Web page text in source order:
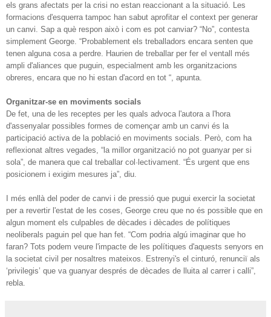
els grans afectats per la crisi no estan reaccionant a la situació. Les
formacions d'esquerra tampoc han sabut aprofitar el context per generar
un canvi. Sap a què respon això i com es pot canviar? “No”, contesta
simplement George. “Probablement els treballadors encara senten que
tenen alguna cosa a perdre. Haurien de treballar per fer el ventall més
ampli d'aliances que puguin, especialment amb les organitzacions
obreres, encara que no hi estan d'acord en tot “, apunta.
Organitzar-se en moviments socials
De fet, una de les receptes per les quals advoca l'autora a l'hora
d'assenyalar possibles formes de començar amb un canvi és la
participació activa de la població en moviments socials. Però, com ha
reflexionat altres vegades, “la millor organització no pot guanyar per si
sola”, de manera que cal treballar col·lectivament. “És urgent que ens
posicionem i exigim mesures ja”, diu.
I més enllà del poder de canvi i de pressió que pugui exercir la societat
per a revertir l'estat de les coses, George creu que no és possible que en
algun moment els culpables de dècades i dècades de polítiques
neoliberals paguin pel que han fet. “Com podria algú imaginar que ho
faran? Tots podem veure l'impacte de les polítiques d'aquests senyors en
la societat civil per nosaltres mateixos. Estrenyi's el cinturó, renunciï als
‘privilegis’ que va guanyar després de dècades de lluita al carrer i calli”,
rebla.